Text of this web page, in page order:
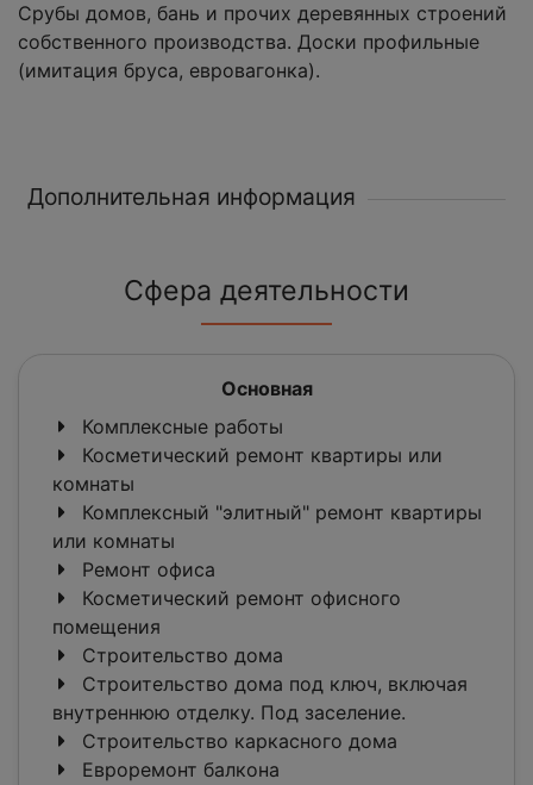
Срубы домов, бань и прочих деревянных строений
собственного производства. Доски профильные
(имитация бруса, евровагонка).
Дополнительная информация
Сфера деятельности
Основная
Комплексные работы
Косметический ремонт квартиры или
комнаты
Комплексный "элитный" ремонт квартиры
или комнаты
Ремонт офиса
Косметический ремонт офисного
помещения
Строительство дома
Строительство дома под ключ, включая
внутреннюю отделку. Под заселение.
Строительство каркасного дома
Евроремонт балкона